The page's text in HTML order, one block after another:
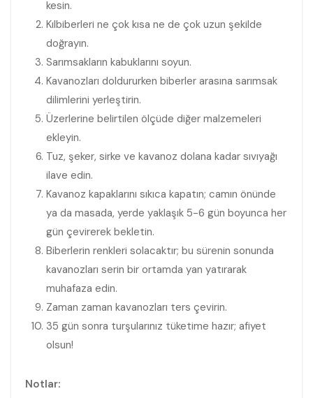
kesin.
Kılbiberleri ne çok kısa ne de çok uzun şekilde
doğrayın.
Sarımsakların kabuklarını soyun.
Kavanozları doldururken biberler arasına sarımsak
dilimlerini yerleştirin.
Üzerlerine belirtilen ölçüde diğer malzemeleri
ekleyin.
Tuz, şeker, sirke ve kavanoz dolana kadar sıvıyağı
ilave edin.
Kavanoz kapaklarını sıkıca kapatın; camın önünde
ya da masada, yerde yaklaşık 5-6 gün boyunca her
gün çevirerek bekletin.
Biberlerin renkleri solacaktır; bu sürenin sonunda
kavanozları serin bir ortamda yan yatırarak
muhafaza edin.
Zaman zaman kavanozları ters çevirin.
35 gün sonra turşularınız tüketime hazır; afiyet
olsun!
Notlar: